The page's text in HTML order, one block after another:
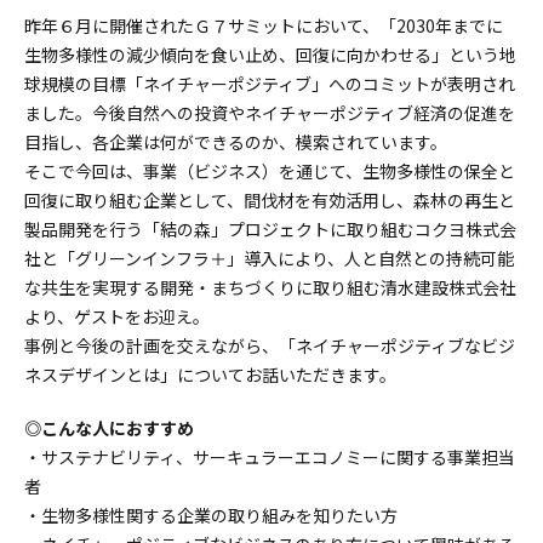
昨年６月に開催されたＧ７サミットにおいて、「2030年までに
生物多様性の減少傾向を食い止め、回復に向かわせる」という地
球規模の目標「ネイチャーポジティブ」へのコミットが表明され
ました。今後自然への投資やネイチャーポジティブ経済の促進を
目指し、各企業は何ができるのか、模索されています。
そこで今回は、事業（ビジネス）を通じて、生物多様性の保全と
回復に取り組む企業として、間伐材を有効活用し、森林の再生と
製品開発を行う「結の森」プロジェクトに取り組むコクヨ株式会
社と「グリーンインフラ＋」導入により、人と自然との持続可能
な共生を実現する開発・まちづくりに取り組む清水建設株式会社
より、ゲストをお迎え。
事例と今後の計画を交えながら、「ネイチャーポジティブなビジ
ネスデザインとは」についてお話いただきます。
◎こんな人におすすめ
・サステナビリティ、サーキュラーエコノミーに関する事業担当
者
・生物多様性関する企業の取り組みを知りたい方